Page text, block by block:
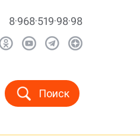
8·968·519·98·98
Поиск